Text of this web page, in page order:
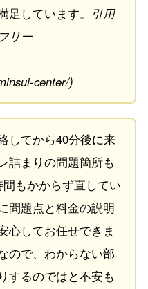
足しています。 引用
リー
center/)
してから40分後に来
詰まりの問題箇所も
もかからず直してい
問題点と料金の説明
心してお任せできま
ので、わからない部
するのではと不安も